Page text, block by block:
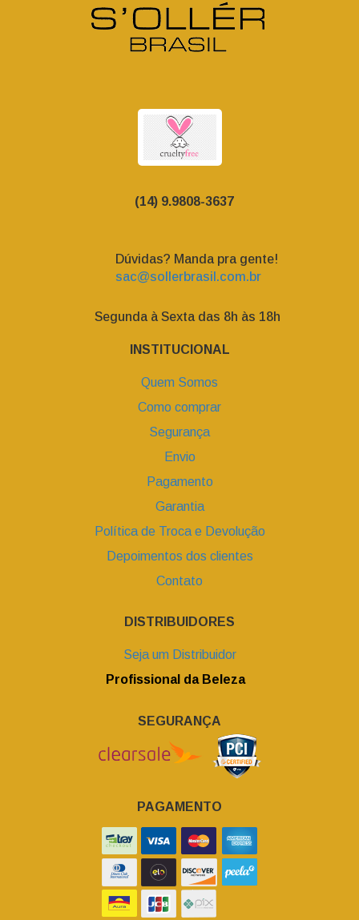
(14) 9.9808-3637
Dúvidas? Manda pra gente!
sac@sollerbrasil.com.br
Segunda à Sexta das 8h às 18h
INSTITUCIONAL
Quem Somos
Como comprar
Segurança
Envio
Pagamento
Garantia
Política de Troca e Devolução
Depoimentos dos clientes
Contato
DISTRIBUIDORES
Seja um Distribuidor
Profissional da Beleza
SEGURANÇA
PAGAMENTO